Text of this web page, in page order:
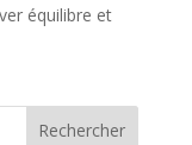
équilibre et
Rechercher